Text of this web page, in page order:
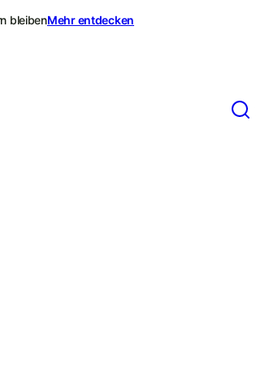
bleibenMehr entdecken